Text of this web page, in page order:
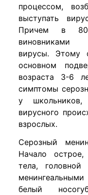
процессом,
выступать
Причем в
виновниками
вирусы. Этому
основном
возраста 3-6
симптомы
у
вирусного
взрослых.
Серозный
Начало
тела,
белый